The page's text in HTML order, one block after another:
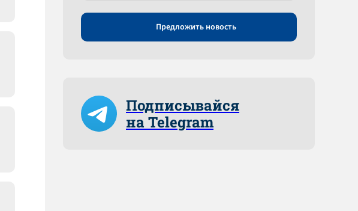
Предложить новость
Подписывайся
на Telegram